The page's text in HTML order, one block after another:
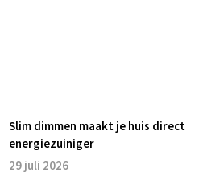
Slim dimmen maakt je huis direct
energiezuiniger
29 juli 2026